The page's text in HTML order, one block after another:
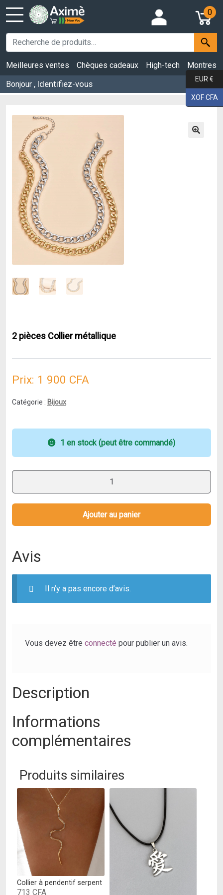
0
Meilleures ventes Chèques cadeaux High-tech
Montres
Bonjour , Identifiez-vous
2 pièces Collier métallique
Prix: 1 900 CFA
Catégorie : Bijoux
1 en stock (peut être commandé)
pièces
Collier
Ajouter au panier
Avis
Il n’y a pas encore d’avis.
Vous devez être connecté pour publier un avis.
Description
Informations
complémentaires
Produits similaires
Collier à pendentif serpent
713 CFA
EUR €
XOF CFA